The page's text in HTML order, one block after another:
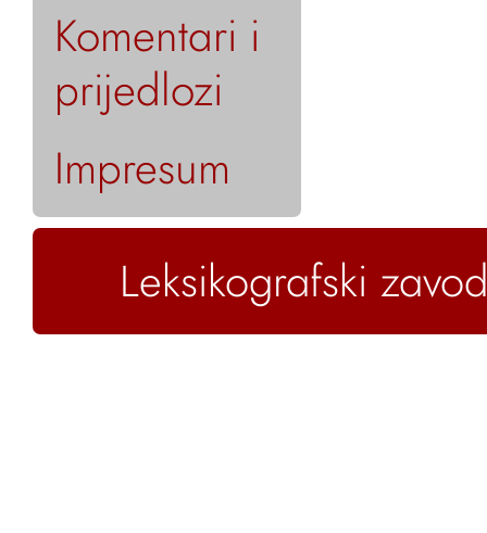
Komentari i
prijedlozi
Impresum
Leksikografski